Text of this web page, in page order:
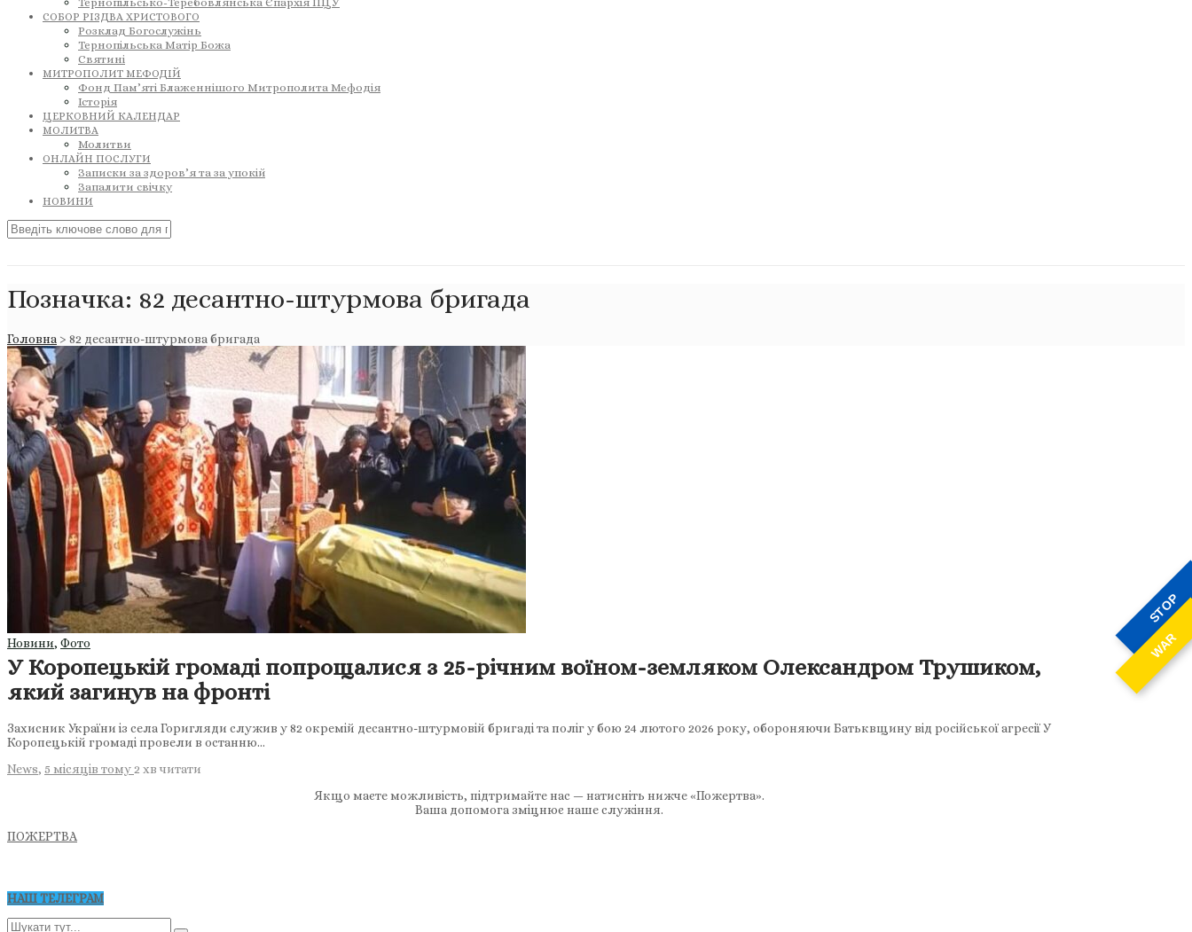
STOP
WAR
СОБОР РІЗДВА ХРИСТОВОГО
Розклад Богослужінь
Тернопільська Матір Божа
Святині
МИТРОПОЛИТ МЕФОДІЙ
Фонд Пам’яті Блаженнішого Митрополита Мефодія
Історія
ЦЕРКОВНИЙ КАЛЕНДАР
МОЛИТВА
Молитви
ОНЛАЙН ПОСЛУГИ
Записки за здоров’я та за упокій
Запалити свічку
НОВИНИ
Позначка: 82 десантно-штурмова бригада
Головна > 82 десантно-штурмова бригада
Новини, Фото
У Коропецькій громаді попрощалися з 25-річним воїном-земляком Олександром Трушиком,
який загинув на фронті
Захисник України із села Горигляди служив у 82 окремій десантно-штурмовій бригаді та поліг у бою 24 лютого 2026 року, обороняючи Батьквщину від російської агресії У
Коропецькій громаді провели в останню…
News, 5 місяців тому 2 хв читати
Якщо маєте можливість, підтримайте нас — натисніть нижче «Пожертва».
Ваша допомога зміцнює наше служіння.
ПОЖЕРТВА
НАШ ТЕЛЕГРАМ